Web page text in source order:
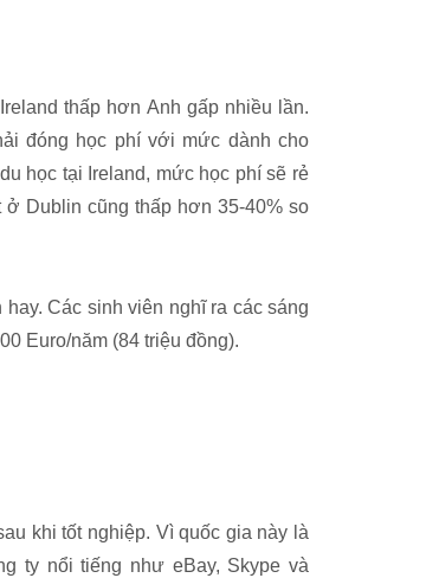
thấp hơn Anh gấp nhiều lần.
đóng học phí với mức dành cho
học tại Ireland, mức học phí sẽ rẻ
Dublin cũng thấp hơn 35-40% so
Các sinh viên nghĩ ra các sáng
Euro/năm (84 triệu đồng).
khi tốt nghiệp. Vì quốc gia này là
ty nổi tiếng như eBay, Skype và